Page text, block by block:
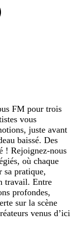
FM pour trois
vous
juste avant
baissé. Des
! Rejoignez-nous
où chaque
sa pratique,
travail. Entre
profondes,
sur la scène
venus d’ici